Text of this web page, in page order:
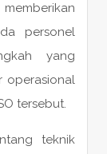
personel
yang
operasional
tersebut.
teknik